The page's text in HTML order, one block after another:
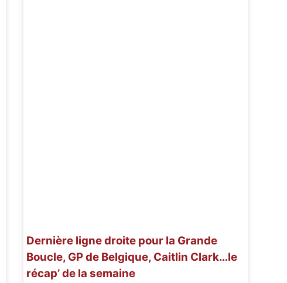
Dernière ligne droite pour la Grande
Boucle, GP de Belgique, Caitlin Clark…le
récap’ de la semaine